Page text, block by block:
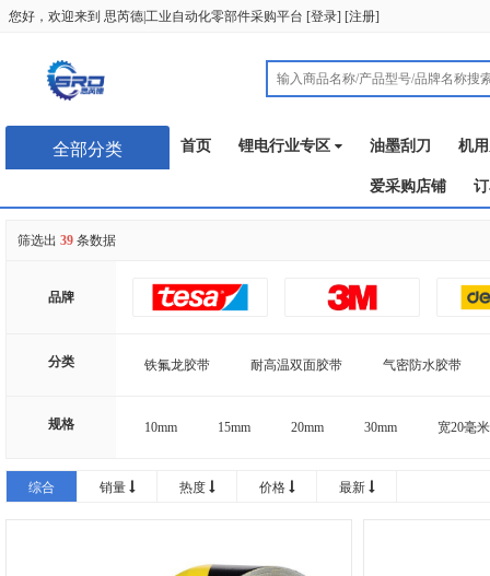
您好，欢迎来到 思芮德|工业自动化零部件采购平台 [登录] [注册]
全部分类 首页 锂电行业专区 油墨刮刀 机
爱采购店铺
筛选出 39 条数据
品牌
分类 铁氟龙胶带 耐高温双面胶带 气密防水胶带
规格
10mm 15mm 20mm 30mm 宽20毫
灰色 宽25mm*长50m
综合 销量 热度 价格 最新